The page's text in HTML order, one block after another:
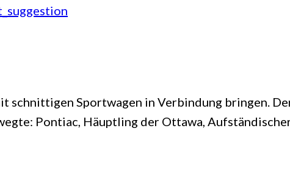
schnittigen Sportwagen in Verbindung bringen.
Pontiac, Häuptling der Ottawa,